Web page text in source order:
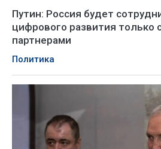
Путин: Россия будет
цифрового развития только
партнерами
Политика